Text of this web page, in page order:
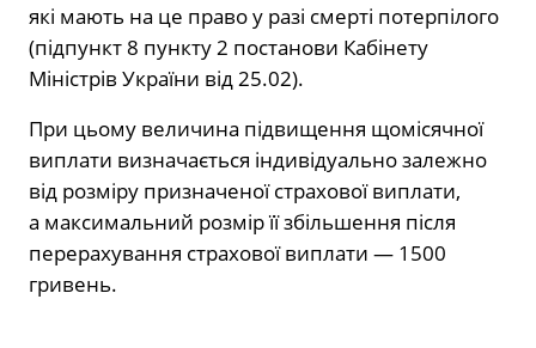
які мають на це право у разі смерті потерпілого
(підпункт 8 пункту 2 постанови Кабінету
Міністрів України від 25.02).
При цьому величина підвищення щомісячної
виплати визначається індивідуально залежно
від розміру призначеної страхової виплати,
а максимальний розмір її збільшення після
перерахування страхової виплати — 1500
гривень.